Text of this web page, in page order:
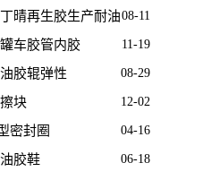
级
08-11
晴再生胶生产耐油
11-19
车胶管内胶
08-29
胶辊弹性
12-02
块
04-16
密封圈
06-18
胶鞋